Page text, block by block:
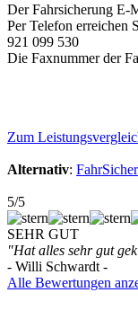
Der Fahrsicherung E-
Per Telefon erreichen
921 099 530
Die Faxnummer der
Zum
Alternativ:
5/5
SEHR GUT
"Hat alles sehr gut
- Willi Schwardt -
Alle Bewertungen